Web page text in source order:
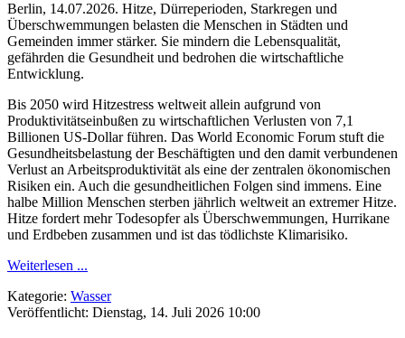
Berlin, 14.07.2026. Hitze, Dürreperioden, Starkregen und
Überschwemmungen belasten die Menschen in Städten und
Gemeinden immer stärker. Sie mindern die Lebensqualität,
gefährden die Gesundheit und bedrohen die wirtschaftliche
Entwicklung.
Bis 2050 wird Hitzestress weltweit allein aufgrund von
Produktivitätseinbußen zu wirtschaftlichen Verlusten von 7,1
Billionen US-Dollar führen. Das World Economic Forum stuft die
Gesundheitsbelastung der Beschäftigten und den damit verbundenen
Verlust an Arbeitsproduktivität als eine der zentralen ökonomischen
Risiken ein. Auch die gesundheitlichen Folgen sind immens. Eine
halbe Million Menschen sterben jährlich weltweit an extremer Hitze.
Hitze fordert mehr Todesopfer als Überschwemmungen, Hurrikane
und Erdbeben zusammen und ist das tödlichste Klimarisiko.
Weiterlesen ...
Kategorie: Wasser
Veröffentlicht: Dienstag, 14. Juli 2026 10:00